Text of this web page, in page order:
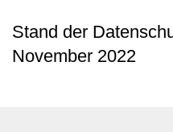
Stand der
November 2022